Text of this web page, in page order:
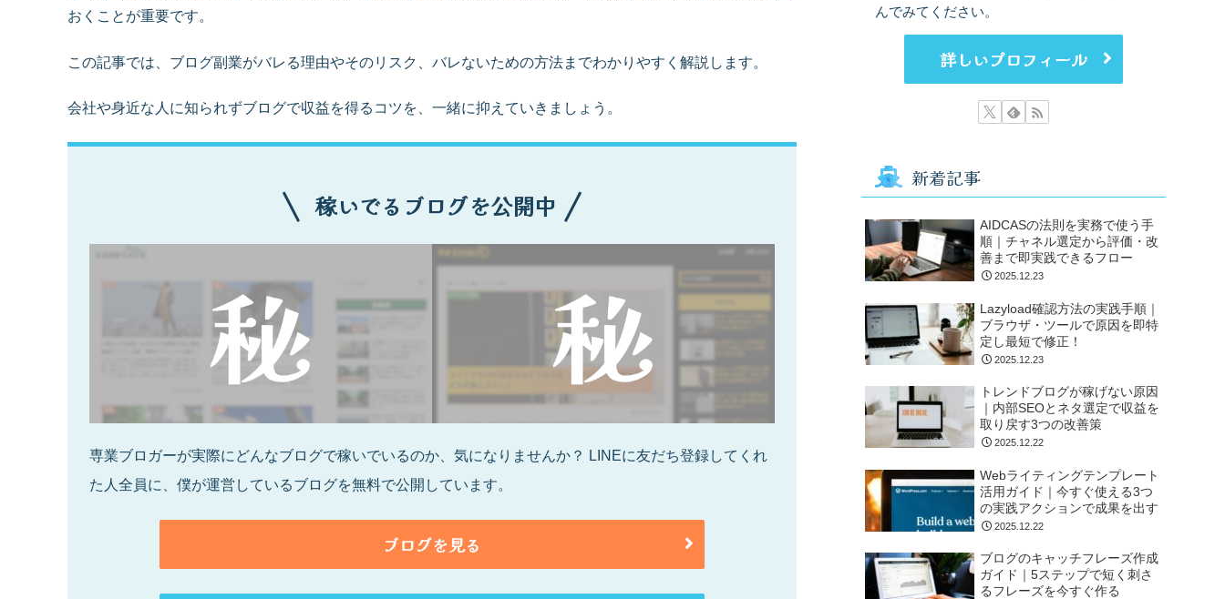
おくことが重要です。
この記事では、ブログ副業がバレる理由やそのリスク、バレないための方法までわかりやすく解説します。
会社や身近な人に知られずブログで収益を得るコツを、一緒に抑えていきましょう。
稼いでるブログを公開中
専業ブロガーが実際にどんなブログで稼いでいるのか、気になりませんか？ LINEに友だち登録してくれ
た人全員に、僕が運営しているブログを無料で公開しています。
ブログを見る
んでみてください。
詳しいプロフィール
新着記事
AIDCASの法則を実務で使う手
順｜チャネル選定から評価・改
善まで即実践できるフロー
2025.12.23
Lazyload確認方法の実践手順｜
ブラウザ・ツールで原因を即特
定し最短で修正！
2025.12.23
トレンドブログが稼げない原因
｜内部SEOとネタ選定で収益を
取り戻す3つの改善策
2025.12.22
Webライティングテンプレート
活用ガイド｜今すぐ使える3つ
の実践アクションで成果を出す
2025.12.22
ブログのキャッチフレーズ作成
ガイド｜5ステップで短く刺さ
るフレーズを今すぐ作る